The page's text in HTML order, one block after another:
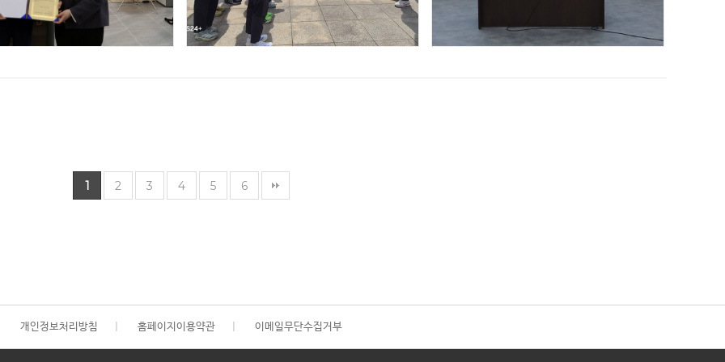
1 2 3 4 5 6
개인정보처리방침 홈페이지이용약관 이메일무단수집거부